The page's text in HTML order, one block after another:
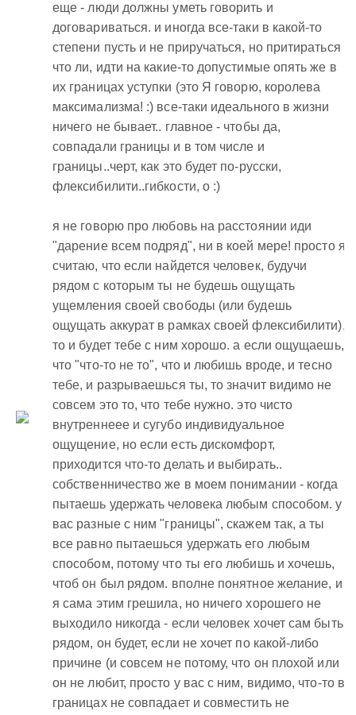
еще - люди должны уметь говорить и
договариваться. и иногда все-таки в какой-то
степени пусть и не приручаться, но притираться
что ли, идти на какие-то допустимые опять же в
их границах уступки (это Я говорю, королева
максимализма! :) все-таки идеального в жизни
ничего не бывает.. главное - чтобы да,
совпадали границы и в том числе и
границы..черт, как это будет по-русски,
флексибилити..гибкости, о :)
я не говорю про любовь на расстоянии иди
"дарение всем подряд", ни в коей мере! просто я
считаю, что если найдется человек, будучи
рядом с которым ты не будешь ощущать
ущемления своей свободы (или будешь
ощущать аккурат в рамках своей флексибилити),
то и будет тебе с ним хорошо. а если ощущаешь,
что "что-то не то", что и любишь вроде, и тесно
тебе, и разрываешься ты, то значит видимо не
совсем это то, что тебе нужно. это чисто
внутреннеее и сугубо индивидуальное
ощущение, но если есть дискомфорт,
приходится что-то делать и выбирать..
собственничество же в моем понимании - когда
пытаешь удержать человека любым способом. у
вас разные с ним "границы", скажем так, а ты
все равно пытаешься удержать его любым
способом, потому что ты его любишь и хочешь,
чтоб он был рядом. вполне понятное желание, и
я сама этим грешила, но ничего хорошего не
выходило никогда - если человек хочет сам быть
рядом, он будет, если не хочет по какой-либо
причине (и совсем не потому, что он плохой или
он не любит, просто у вас с ним, видимо, что-то в
границах не совпадает и совместить не